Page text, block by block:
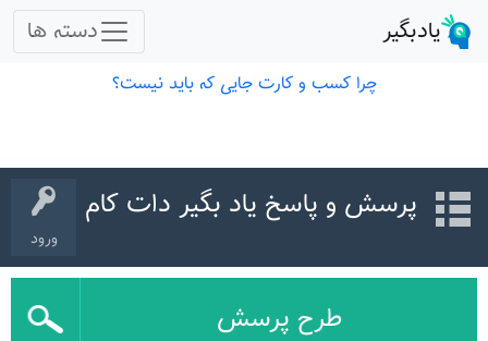
ورود
پرسش و پاسخ یاد بگیر دات کام
طرح پرسش